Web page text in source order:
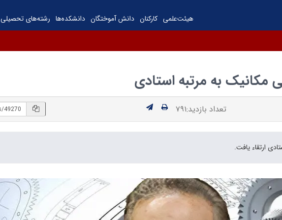
هیئت‌علمی کارکنان دانش آموختگان دانشکده‌ها رشته‌های تحصیلی
به مرتبه استادی
تعداد بازدید:۷۹۱
ارتقاء یافت.